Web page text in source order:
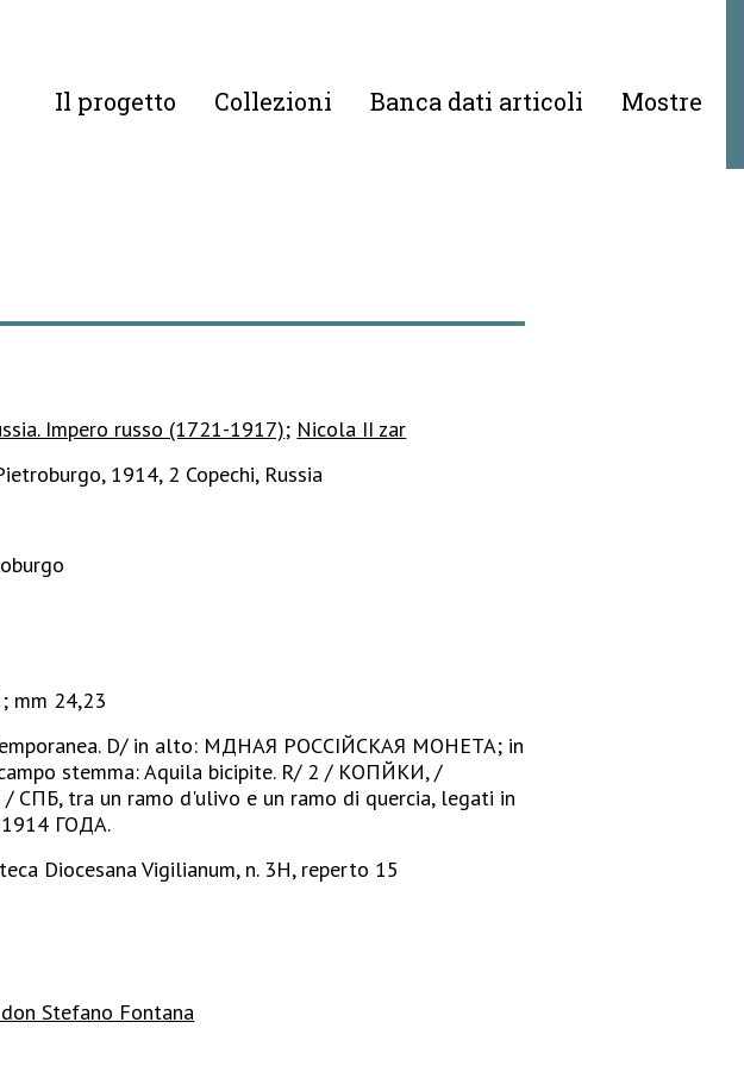
Il progetto Collezioni Banca dati articoli Mostre
Impero russo (1721-1917); Nicola II zar
1914, 2 Copechi, Russia
mm 24,23
D/ in alto: МѢДНАЯ РОССІЙСКАЯ МОНЕТА; in
stemma: Aquila bicipite. R/ 2 / КОПѢЙКИ, /
СПБ, tra un ramo d'ulivo e un ramo di quercia, legati in
ГOДA.
Diocesana Vigilianum, n. 3H, reperto 15
Stefano Fontana